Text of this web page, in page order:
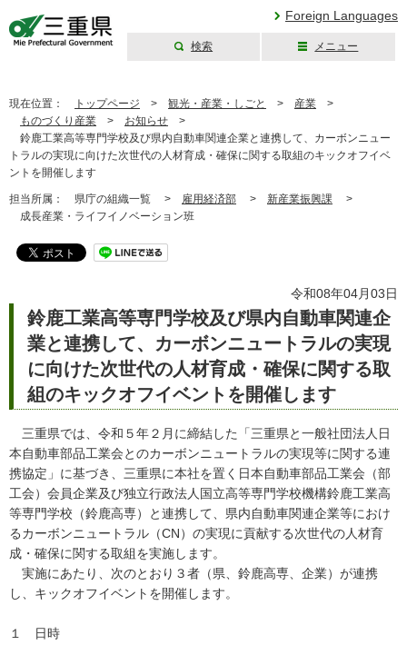
Foreign Languages
検索 メニュー
現在位置： トップページ > 観光・産業・しごと > 産業 >
ものづくり産業 > お知らせ >
鈴鹿工業高等専門学校及び県内自動車関連企業と連携して、カーボンニュー
トラルの実現に向けた次世代の人材育成・確保に関する取組のキックオフイベ
ントを開催します
担当所属： 県庁の組織一覧 > 雇用経済部 > 新産業振興課 >
成長産業・ライフイノベーション班
令和08年04月03日
鈴鹿工業高等専門学校及び県内自動車関連企
業と連携して、カーボンニュートラルの実現
に向けた次世代の人材育成・確保に関する取
組のキックオフイベントを開催します
三重県では、令和５年２月に締結した「三重県と一般社団法人日
本自動車部品工業会とのカーボンニュートラルの実現等に関する連
携協定」に基づき、三重県に本社を置く日本自動車部品工業会（部
工会）会員企業及び独立行政法人国立高等専門学校機構鈴鹿工業高
等専門学校（鈴鹿高専）と連携して、県内自動車関連企業等におけ
るカーボンニュートラル（CN）の実現に貢献する次世代の人材育
成・確保に関する取組を実施します。
実施にあたり、次のとおり３者（県、鈴鹿高専、企業）が連携
し、キックオフイベントを開催します。
１ 日時